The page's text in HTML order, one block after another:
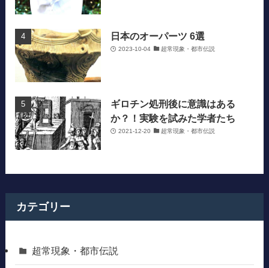
日本のオーパーツ 6選
2023-10-04 超常現象・都市伝説
ギロチン処刑後に意識はある
か？！実験を試みた学者たち
2021-12-20 超常現象・都市伝説
カテゴリー
超常現象・都市伝説